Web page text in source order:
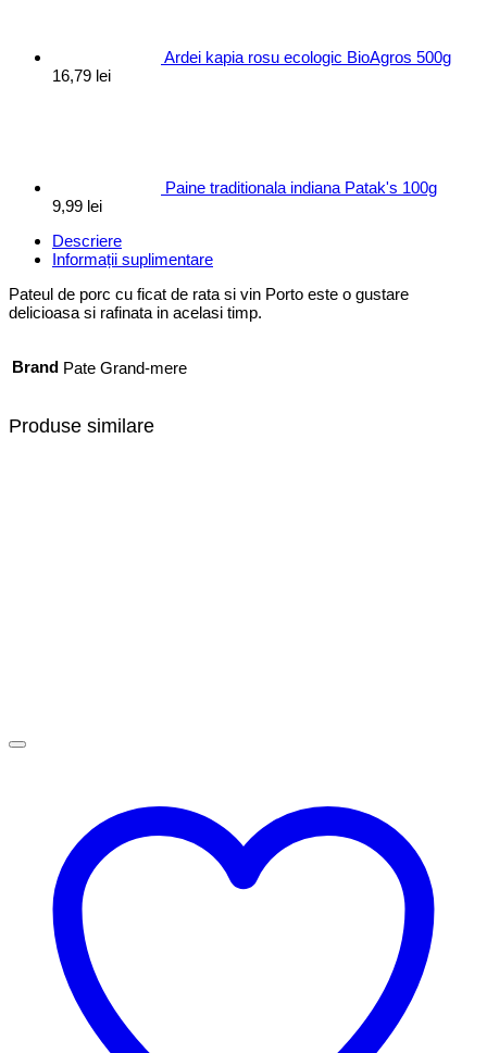
Ardei kapia rosu ecologic BioAgros 500g
16,79 lei
Paine traditionala indiana Patak's 100g
9,99 lei
Descriere
Informații suplimentare
Pateul de porc cu ficat de rata si vin Porto este o gustare
delicioasa si rafinata in acelasi timp.
Brand Pate Grand-mere
Produse similare